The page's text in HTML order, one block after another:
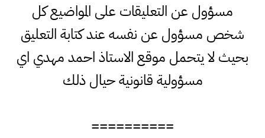
مسؤول عن التعليقات على المواضيع كل
شخص مسؤول عن نفسه عند كتابة التعليق
بحيث لا يتحمل موقع الاستاذ احمد مهدي اي
مسؤولية قانونية حيال ذلك
==========